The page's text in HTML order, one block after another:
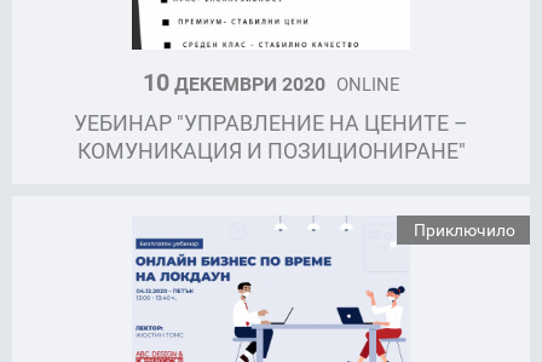
10ДЕКЕМВРИ 2020 ONLINE
УЕБИНАР "УПРАВЛЕНИЕ НА ЦЕНИТЕ –
КОМУНИКАЦИЯ И ПОЗИЦИОНИРАНЕ"
Приключило